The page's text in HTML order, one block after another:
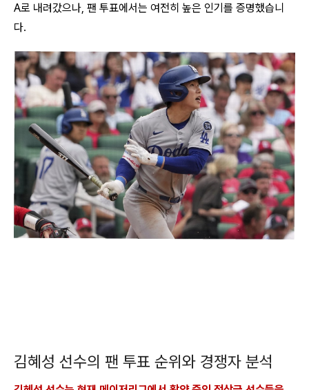
A로 내려갔으나, 팬 투표에서는 여전히 높은 인기를 증명했습니
다.
김혜성 선수의 팬 투표 순위와 경쟁자 분석